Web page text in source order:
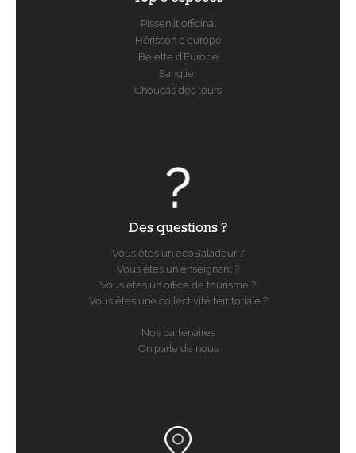
Pissenlit officinal
Hérisson d'europe
Belette d'Europe
Sanglier
Choucas des tours
Des questions ?
Vous êtes un ecoBaladeur ?
Vous êtes un enseignant ?
Vous êtes un office de tourisme ?
Vous êtes une collectivité territoriale ?
Nos partenaires
On parle de nous